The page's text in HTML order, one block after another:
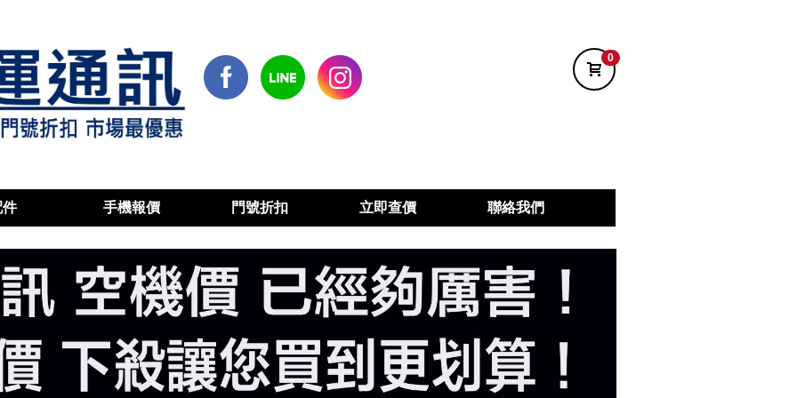
0
件 手機報價 門號折扣 立即查價 聯絡我們